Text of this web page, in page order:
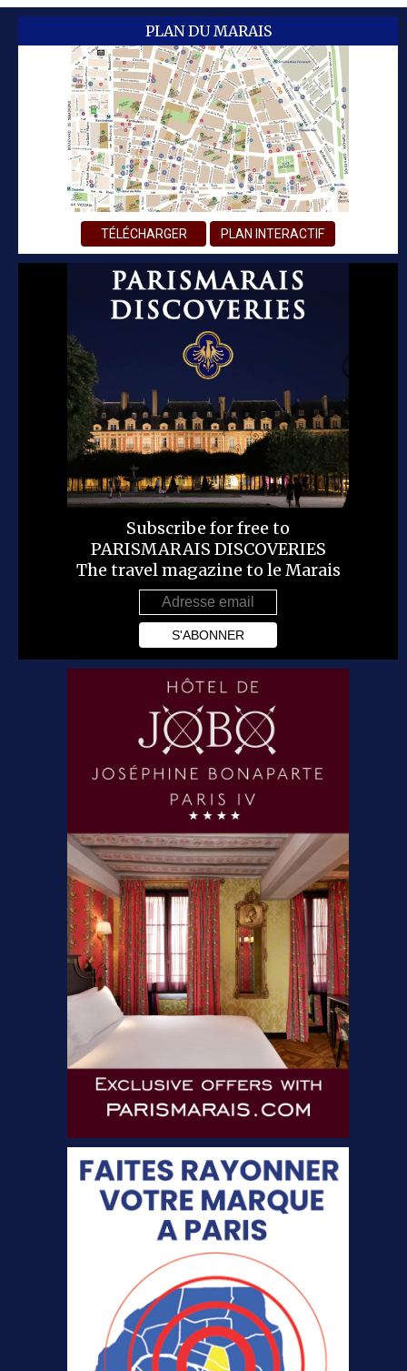
PLAN DU MARAIS
TÉLÉCHARGER PLAN INTERACTIF
Subscribe for free to
PARISMARAIS DISCOVERIES
The travel magazine to le Marais